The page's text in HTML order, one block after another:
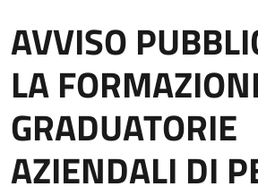
AVVISO
LA
GRADUATORIE
AZIENDALI DI